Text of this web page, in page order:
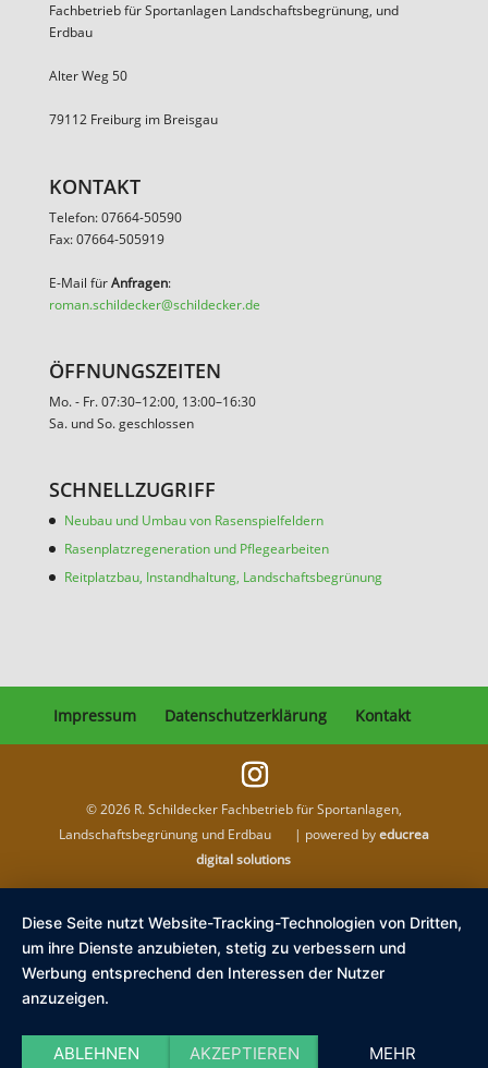
Fachbetrieb für Sportanlagen Landschaftsbegrünung, und
Erdbau
Alter Weg 50
79112 Freiburg im Breisgau
KONTAKT
Telefon: 07664-50590
Fax: 07664-505919
E-Mail fürAnfragen:
roman.schildecker@schildecker.de
ÖFFNUNGSZEITEN
Mo. - Fr. 07:30–12:00, 13:00–16:30
Sa. und So. geschlossen
SCHNELLZUGRIFF
Neubau und Umbau von Rasenspielfeldern
Rasenplatzregeneration und Pflegearbeiten
Reitplatzbau, Instandhaltung, Landschaftsbegrünung
Impressum Datenschutzerklärung Kontakt
©2026R. Schildecker Fachbetrieb für Sportanlagen,
Landschaftsbegrünung und Erdbau | powered byeducrea
digital solutions
Diese Seite nutzt Website-Tracking-Technologien von Dritten,
um ihre Dienste anzubieten, stetig zu verbessern und
Werbung entsprechend den Interessen der Nutzer
anzuzeigen.
ABLEHNEN AKZEPTIEREN MEHR